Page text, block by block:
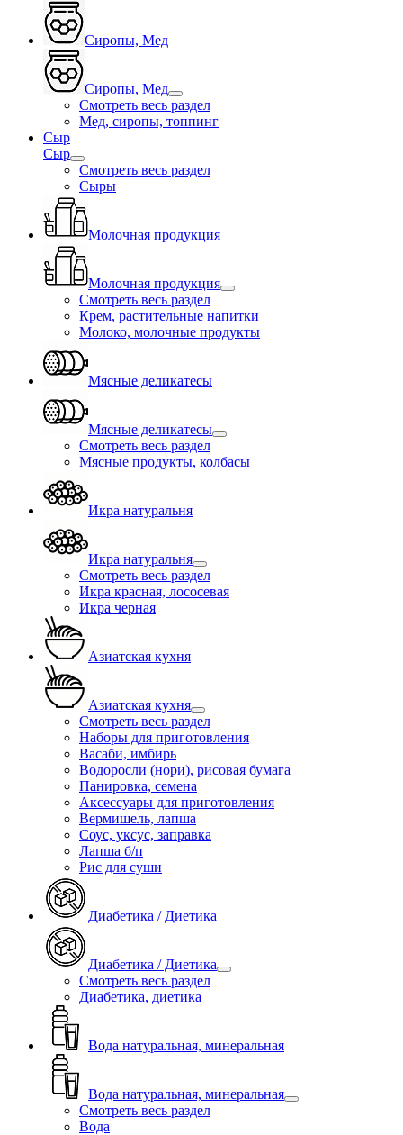
Сиропы, Мед
Сиропы, Мед
Смотреть весь раздел
Мед, сиропы, топпинг
Сыр
Сыр
Смотреть весь раздел
Сыры
Молочная продукция
Молочная продукция
Смотреть весь раздел
Крем, растительные напитки
Молоко, молочные продукты
Мясные деликатесы
Мясные деликатесы
Смотреть весь раздел
Мясные продукты, колбасы
Икра натуральня
Икра натуральня
Смотреть весь раздел
Икра красная, лососевая
Икра черная
Азиатская кухня
Азиатская кухня
Смотреть весь раздел
Наборы для приготовления
Васаби, имбирь
Водоросли (нори), рисовая бумага
Панировка, семена
Аксессуары для приготовления
Вермишель, лапша
Соус, уксус, заправка
Лапша б/п
Рис для суши
Диабетика / Диетика
Диабетика / Диетика
Смотреть весь раздел
Диабетика, диетика
Вода натуральная, минеральная
Вода натуральная, минеральная
Смотреть весь раздел
Вода